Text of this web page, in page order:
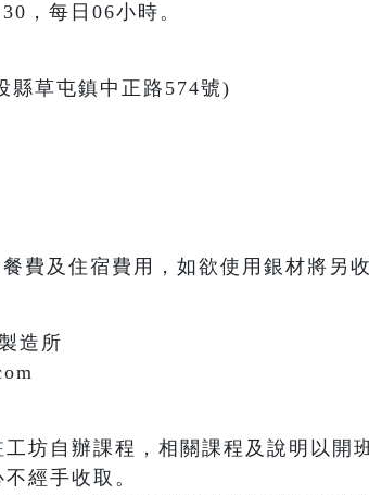
，每日06小時。
縣草屯鎮中正路574號)
費及住宿費用，如欲使用銀材將另
造所
工坊自辦課程，相關課程及說明以開
經手收取。